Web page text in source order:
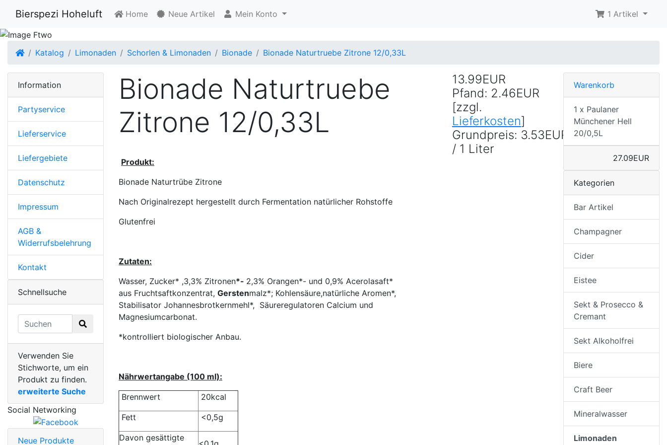
Bierspezi Hoheluft Home Neue Artikel Mein Konto 1 Artikel
Startseite
Katalog Limonaden Schorlen & Limonaden Bionade Bionade Naturtruebe Zitrone 12/0,33L
Bionade Naturtruebe
Zitrone 12/0,33L
13.99EUR
Pfand: 2.46EUR
[zzgl.
Lieferkosten]
Grundpreis: 3.53EUR
/ 1 Liter
Produkt:
Bionade Naturtrübe Zitrone
Nach Originalrezept hergestellt durch Fermentation natürlicher Rohstoffe
Glutenfrei
Zutaten:
Wasser, Zucker* ,3,3% Zitronen*- 2,3% Orangen*- und 0,9% Acerolasaft*
aus Fruchtsaftkonzentrat, Gerstenmalz*; Kohlensäure,natürliche Aromen*,
Stabilisator Johannesbrotkernmehl*, Säureregulatoren Calcium und
Magnesiumcarbonat.
*kontrolliert biologischer Anbau.
Nährwertangabe (100 ml):
Brennwert 20kcal
Fett <0,5g
Davon gesättigte
Information
Partyservice
Lieferservice
Liefergebiete
Datenschutz
Impressum
AGB &
Widerrufsbelehrung
Kontakt
Schnellsuche
Verwenden Sie
Stichworte, um ein
Produkt zu finden.
erweiterte Suche
Social Networking
Neue Produkte
Warenkorb
1 x Paulaner
Münchener Hell
20/0,5L
27.09EUR
Kategorien
Bar Artikel
Champagner
Cider
Eistee
Sekt & Prosecco &
Cremant
Sekt Alkoholfrei
Biere
Craft Beer
Mineralwasser
Limonaden